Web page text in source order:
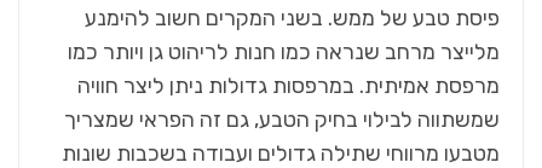
פיסת טבע של ממש. בשני המקרים חשוב להימנע
מלייצר מרחב שנראה כמו חנות לריהוט גן ויותר כמו
מרפסת אמיתית. במרפסות גדולות ניתן ליצר חוויה
שמשתווה לבילוי בחיק הטבע, גם זה הפראי שמצריך
מטבעו מרווחי שתילה גדולים ועבודה בשכבות שונות